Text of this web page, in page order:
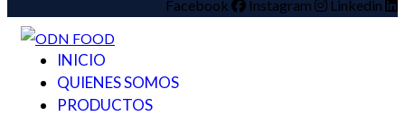
Facebook Instagram Linkedin
INICIO
QUIENES SOMOS
PRODUCTOS